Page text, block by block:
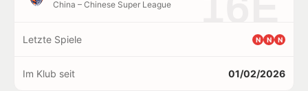
China – Chinese Super League
Letzte Spiele N N N
Im Klub seit 01/02/2026